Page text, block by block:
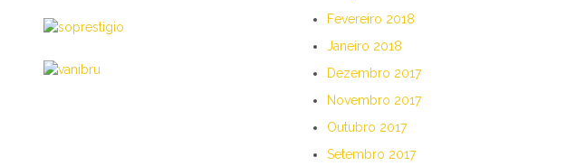
Fevereiro 2018
Janeiro 2018
Dezembro 2017
Novembro 2017
Outubro 2017
Setembro 2017